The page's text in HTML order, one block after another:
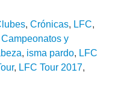
, Crónicas, LFC,
Campeonatos y
, isma pardo, LFC
, LFC Tour 2017,